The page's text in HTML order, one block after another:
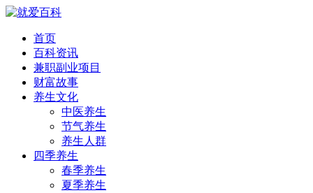
首页
百科资讯
兼职副业项目
财富故事
养生文化
中医养生
节气养生
养生人群
四季养生
春季养生
夏季养生